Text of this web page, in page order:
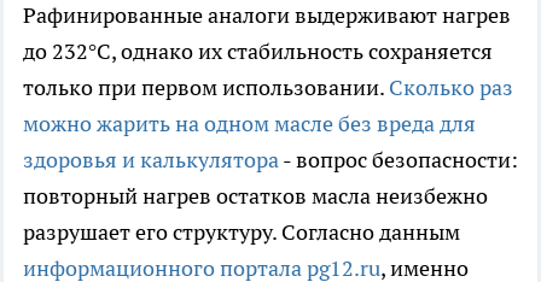
Рафинированные аналоги выдерживают нагрев
до 232°C, однако их стабильность сохраняется
только при первом использовании. Сколько раз
можно жарить на одном масле без вреда для
здоровья и калькулятора- вопрос безопасности:
повторный нагрев остатков масла неизбежно
разрушает его структуру. Согласно данным
информационного портала pg12.ru, именно